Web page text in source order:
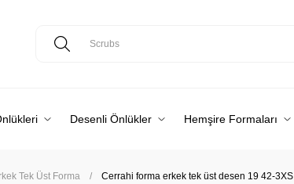
Desenli Önlükler Hemşire Formaları
Tek Üst Forma Cerrahi forma erkek tek üst desen 19 42-3XS